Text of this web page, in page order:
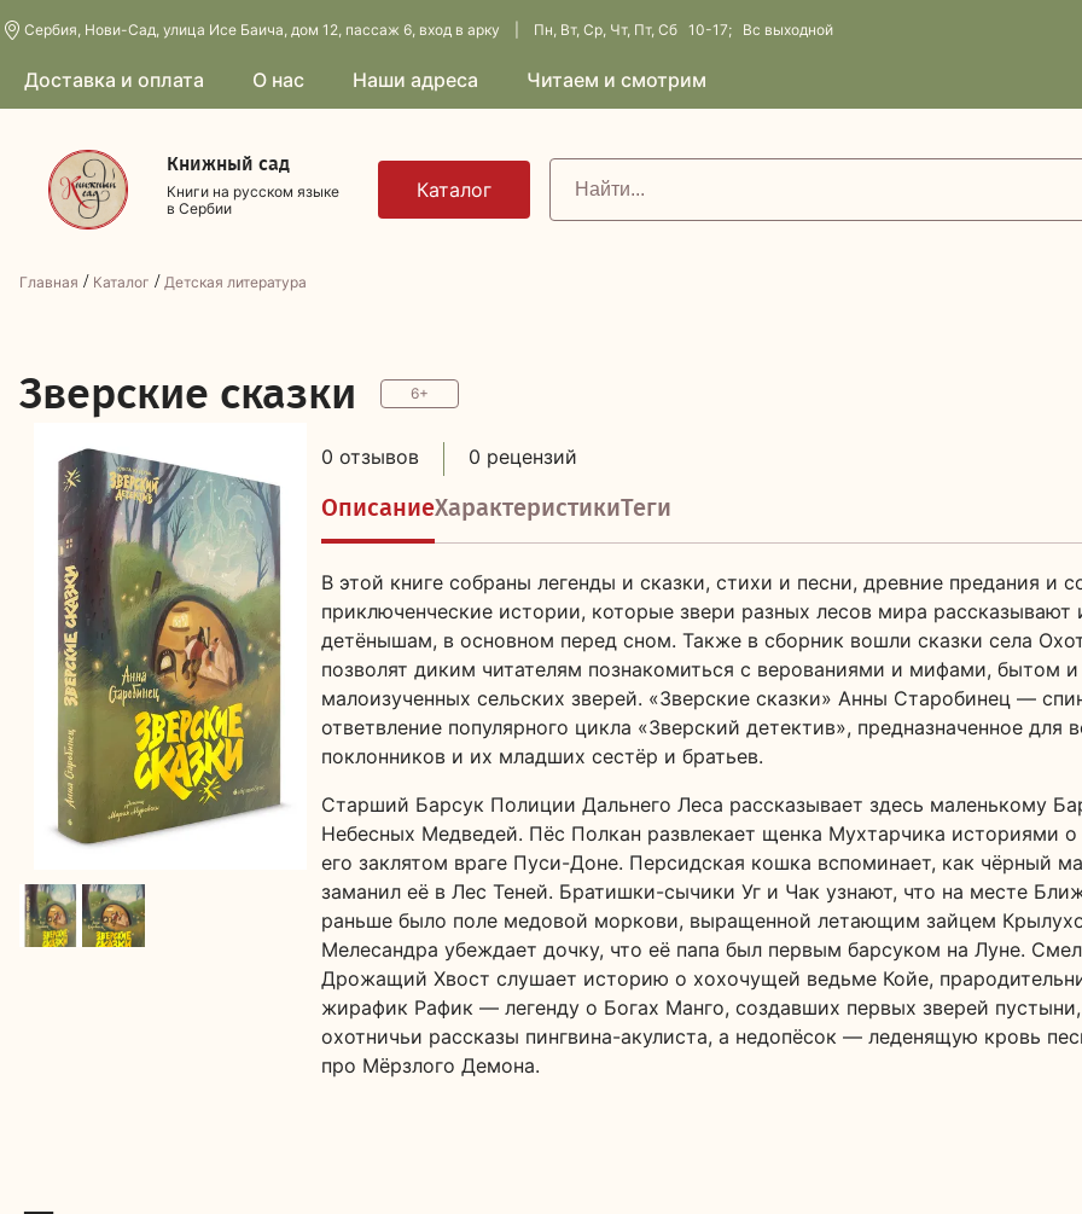
Сербия, Нови-Сад, улица Исе Баича, дом 12, пассаж 6, вход в арку | Пн, Вт, Ср, Чт, Пт, Сб 10-17; Вс выходной
Доставка и оплата О нас Наши адреса Читаем и смотрим
Книжный сад
Книги на русском языке
в Сербии
Главная / Каталог / Детская литература
Зверские сказки 6+
0 отзывов 0 рецензий
ОписаниеХарактеристикиТеги
В этой книге собраны легенды и сказки, стихи и песни, древние предания и
приключенческие истории, которые звери разных лесов мира
детёнышам, в основном перед сном. Также в сборник вошли сказки села
позволят диким читателям познакомиться с верованиями и мифами, бытом
малоизученных сельских зверей. «Зверские сказки» Анны Старобинец —
ответвление популярного цикла «Зверский детектив», предназначенное для
поклонников и их младших сестёр и братьев.
Старший Барсук Полиции Дальнего Леса рассказывает здесь маленькому
Небесных Медведей. Пёс Полкан развлекает щенка Мухтарчика историями
его заклятом враге Пуси-Доне. Персидская кошка вспоминает, как чёрный
заманил её в Лес Теней. Братишки-сычики Уг и Чак узнают, что на месте
раньше было поле медовой моркови, выращенной летающим зайцем
Мелесандра убеждает дочку, что её папа был первым барсуком на Луне.
Дрожащий Хвост слушает историю о хохочущей ведьме Койе,
жирафик Рафик — легенду о Богах Манго, создавших первых зверей
охотничьи рассказы пингвина-акулиста, а недопёсок — леденящую кровь
про Мёрзлого Демона.